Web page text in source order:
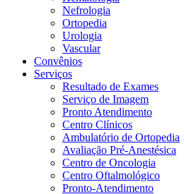
Nefrologia
Ortopedia
Urologia
Vascular
Convênios
Serviços
Resultado de Exames
Serviço de Imagem
Pronto Atendimento
Centro Clínicos
Ambulatório de Ortopedia
Avaliação Pré-Anestésica
Centro de Oncologia
Centro Oftalmológico
Pronto-Atendimento